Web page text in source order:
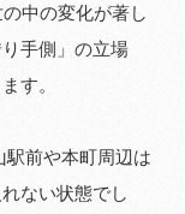
中の変化が著し
手側」の立場
す。
前や本町周辺は
ない状態でし